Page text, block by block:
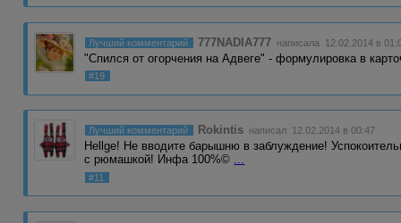
Лучший комментарий 777NADIA777 написала 12.02.2014 в
"Спился от огорчения на Адвеге" - формулировка в
#19
Лучший комментарий Rokintis написал 12.02.2014 в 00:47
Hellge! Не вводите барышню в заблуждение!
с рюмашкой! Инфа 100%© ...
#11